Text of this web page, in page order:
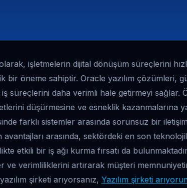
işletmelerin dijital dönüşüm süreçlerini
bir öneme sahiptir. Oracle yazılım çözümleri,
iş süreçlerini daha verimli hale getirmeyi sağlar.
düşürmesine ve esneklik kazanmalarına
farklı sistemler arasında sorunsuz bir
avantajları arasında, sektördeki en son
etkili bir iş ağı kurma fırsatı da
ve verimliliklerini artırarak müşteri
şirketi arıyorsanız, Yazılım şirketi